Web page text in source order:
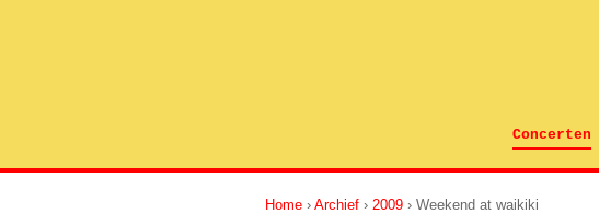
Concerten
Home › Archief › 2009 › Weekend at waikiki